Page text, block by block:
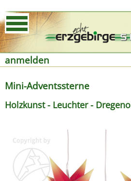
anmelden
Mini-Adventssterne
Holzkunst - Leuchter - Dregeno